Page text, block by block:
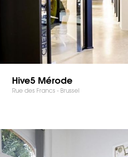
Hive5 Mérode
Rue des Francs - Brussel